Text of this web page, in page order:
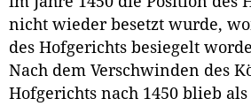
nicht wieder besetzt wurde,
des Hofgerichts besiegelt
Nach dem Verschwinden des
Hofgerichts nach 1450 blieb